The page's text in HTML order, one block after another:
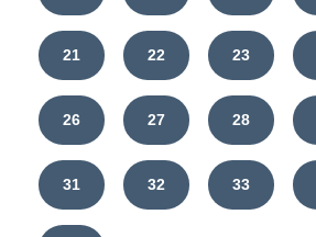
21 22 23
26 27 28
31 32 33